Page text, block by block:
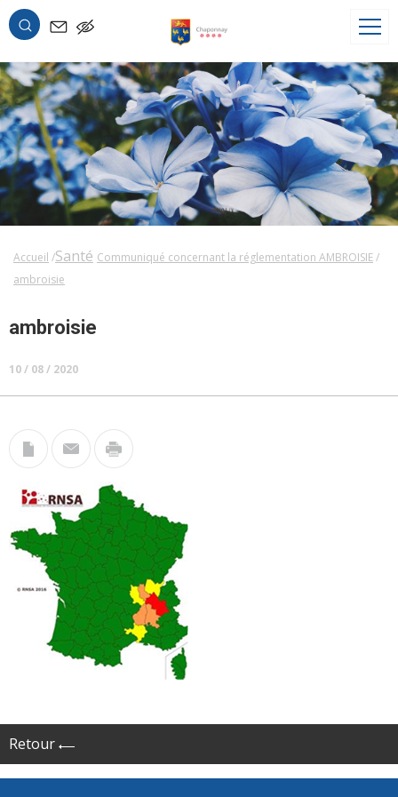
OK
Accueil Santé Communiqué concernant la réglementation AMBROISIE
ambroisie
ambroisie
10 / 08 / 2020
Retour